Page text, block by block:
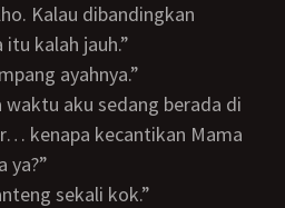
kalah jauh.”
ayahnya.”
kenapa kecantikan Mama
ya?”
sekali kok.”